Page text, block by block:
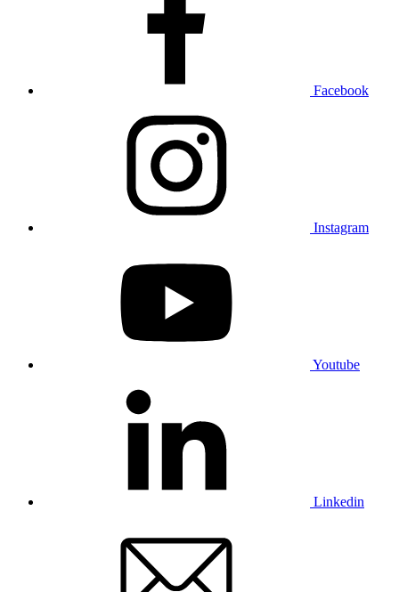
Facebook
Instagram
Youtube
Linkedin